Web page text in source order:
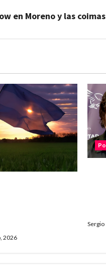
en Moreno y las
2026
Sergio